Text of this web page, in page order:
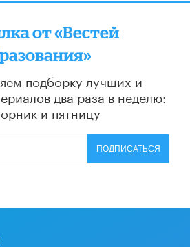
от «Вестей
подборку лучших и
два раза в неделю:
и пятницу
ПОДПИСАТЬСЯ